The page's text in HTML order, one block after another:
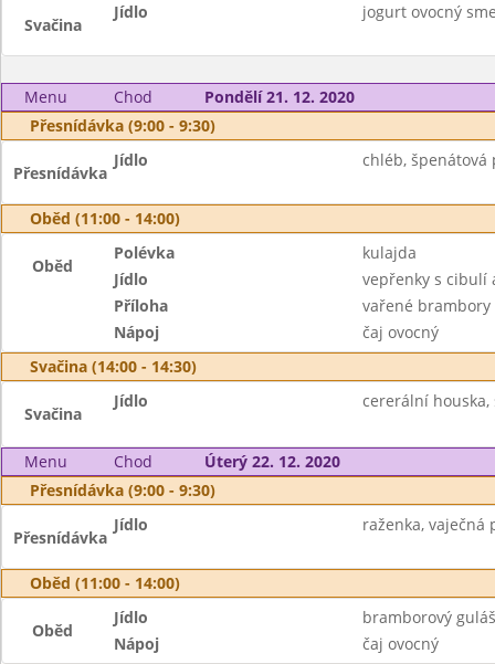
Svačina
Jídlo jogurt ovocný
Menu Chod
Pondělí 21. 12. 2020
Přesnídávka (9:00 - 9:30)
Přesnídávka
Jídlo chléb, špenátová
Oběd (11:00 - 14:00)
Oběd
Polévka
kulajda
Jídlo
vepřenky s cibulí
Příloha
vařené brambory
Nápoj
čaj ovocný
Svačina (14:00 - 14:30)
Svačina
Jídlo cererální houska,
Menu Chod
Úterý 22. 12. 2020
Přesnídávka (9:00 - 9:30)
Přesnídávka
Jídlo raženka, vaječná
Oběd (11:00 - 14:00)
Oběd
Jídlo
bramborový
Nápoj
čaj ovocný